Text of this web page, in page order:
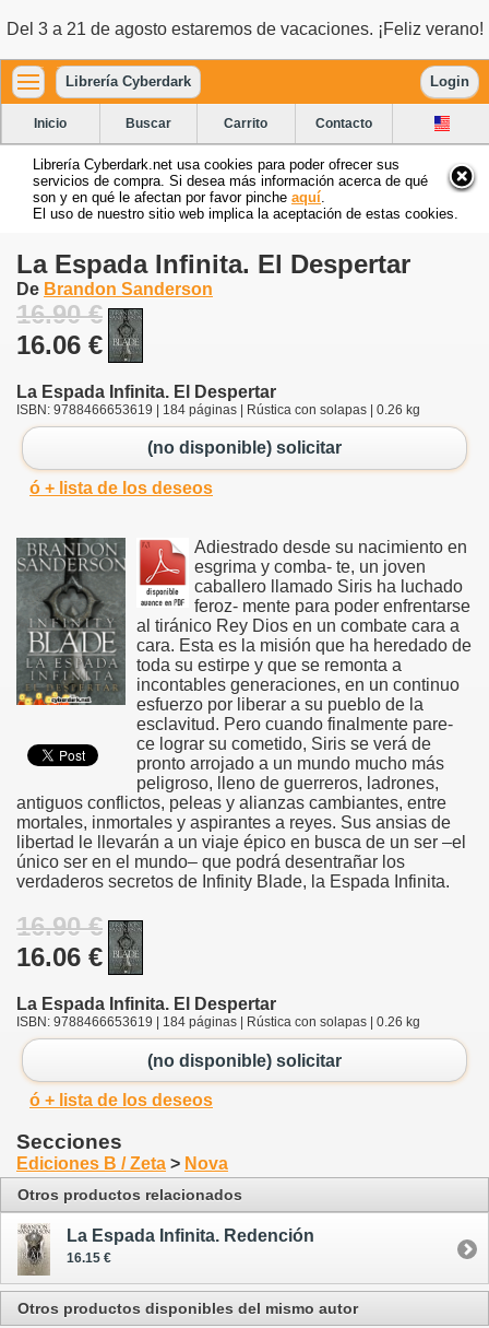
Del 3 a 21 de agosto estaremos de vacaciones. ¡Feliz verano!
Librería Cyberdark Login
Inicio Buscar Carrito Contacto
Librería Cyberdark.net usa cookies para poder ofrecer sus
servicios de compra. Si desea más información acerca de qué
son y en qué le afectan por favor pinche aquí
El uso de nuestro sitio web implica la aceptación de estas cookies.
La Espada Infinita. El Despertar
De Brandon Sanderson
16.90 €
16.06 €
La Espada Infinita. El Despertar
ISBN: 9788466653619 | 184 páginas | Rústica con solapas | 0.26 kg
(no disponible) solicitar
ó + lista de los deseos
Adiestrado desde su nacimiento en
esgrima y comba- te, un joven
caballero llamado Siris ha luchado
feroz- mente para poder enfrentarse
al tiránico Rey Dios en un combate cara a
cara. Esta es la misión que ha heredado de
toda su estirpe y que se remonta a
incontables generaciones, en un continuo
esfuerzo por liberar a su pueblo de la
esclavitud. Pero cuando finalmente pare-
ce lograr su cometido, Siris se verá de
pronto arrojado a un mundo mucho más
peligroso, lleno de guerreros, ladrones,
antiguos conflictos, peleas y alianzas cambiantes, entre
mortales, inmortales y aspirantes a reyes. Sus ansias de
libertad le llevarán a un viaje épico en busca de un ser –el
único ser en el mundo– que podrá desentrañar los
verdaderos secretos de Infinity Blade, la Espada Infinita.
16.90 €
16.06 €
La Espada Infinita. El Despertar
ISBN: 9788466653619 | 184 páginas | Rústica con solapas | 0.26 kg
(no disponible) solicitar
ó + lista de los deseos
Secciones
Ediciones B / Zeta > Nova
Otros productos relacionados
La Espada Infinita. Redención
16.15 €
Otros productos disponibles del mismo autor